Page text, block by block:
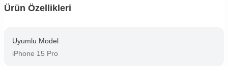
Ürün Özellikleri
Uyumlu Model
iPhone 15 Pro